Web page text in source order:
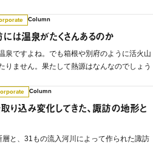
Column
には温泉がたくさんあるのか
泉ですよね。でも箱根や別府のように活火山
りません。果たして熱源はなんなのでしょう
Column
り込み変化してきた、諏訪の地形と
層と、31もの流入河川によって作られた諏訪